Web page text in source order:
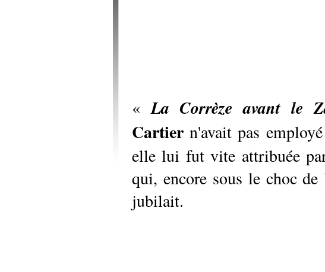
«La Corrèze avant le
Cartier n'avait pas
elle lui fut vite attribuée
qui, encore sous le choc
jubilait.